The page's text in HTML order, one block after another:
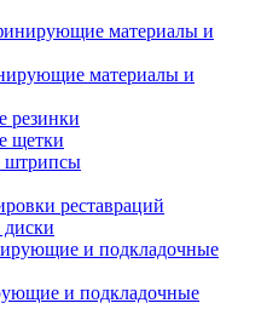
материалы и
резинки
щетки
штрипсы
реставраций
и подкладочные